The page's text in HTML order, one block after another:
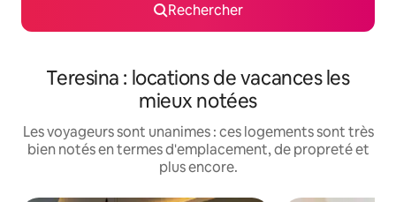
Rechercher
Teresina : locations de vacances les
mieux notées
Les voyageurs sont unanimes : ces logements sont très
bien notés en termes d'emplacement, de propreté et
plus encore.